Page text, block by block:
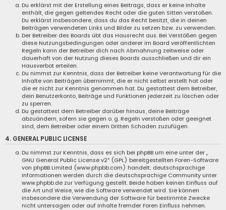
Du erklärst mit der Erstellung eines Beitrags, dass er keine Inhalte
enthält, die gegen geltendes Recht oder die guten Sitten verstoßen.
Du erklärst insbesondere, dass du das Recht besitzt, die in deinen
Beiträgen verwendeten Links und Bilder zu setzen bzw. zu verwenden.
Der Betreiber des Boards übt das Hausrecht aus. Bei Verstößen gegen
diese Nutzungsbedingungen oder anderer im Board veröffentlichten
Regeln kann der Betreiber dich nach Abmahnung zeitweise oder
dauerhaft von der Nutzung dieses Boards ausschließen und dir ein
Hausverbot erteilen.
Du nimmst zur Kenntnis, dass der Betreiber keine Verantwortung für die
Inhalte von Beiträgen übernimmt, die er nicht selbst erstellt hat oder
die er nicht zur Kenntnis genommen hat. Du gestattest dem Betreiber,
dein Benutzerkonto, Beiträge und Funktionen jederzeit zu löschen oder
zu sperren.
Du gestattest dem Betreiber darüber hinaus, deine Beiträge
abzuändern, sofern sie gegen o. g. Regeln verstoßen oder geeignet
sind, dem Betreiber oder einem Dritten Schaden zuzufügen.
4. GENERAL PUBLIC LICENSE
Du nimmst zur Kenntnis, dass es sich bei phpBB um eine unter der „
GNU General Public License v2“ (GPL) bereitgestellten Foren-Software
von phpBB Limited (www.phpbb.com) handelt; deutschsprachige
Informationen werden durch die deutschsprachige Community unter
www.phpbb.de zur Verfügung gestellt. Beide haben keinen Einfluss auf
die Art und Weise, wie die Software verwendet wird. Sie können
insbesondere die Verwendung der Software für bestimmte Zwecke
nicht untersagen oder auf Inhalte fremder Foren Einfluss nehmen.